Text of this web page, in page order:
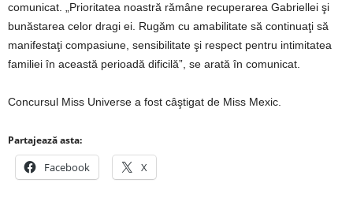
comunicat. „Prioritatea noastră rămâne recuperarea Gabriellei şi
bunăstarea celor dragi ei. Rugăm cu amabilitate să continuaţi să
manifestaţi compasiune, sensibilitate şi respect pentru intimitatea
familiei în această perioadă dificilă”, se arată în comunicat.
Concursul Miss Universe a fost câştigat de Miss Mexic.
Partajează asta:
Facebook X